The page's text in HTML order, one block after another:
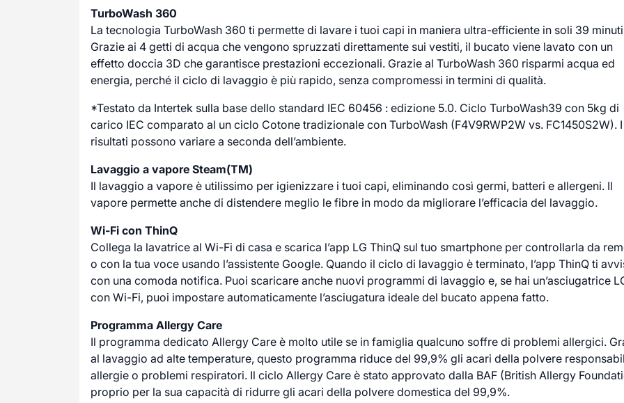
TurboWash 360
La tecnologia TurboWash 360 ti permette di lavare i tuoi capi in maniera ultra-efficiente in soli 39
Grazie ai 4 getti di acqua che vengono spruzzati direttamente sui vestiti, il bucato viene lavato con un
effetto doccia 3D che garantisce prestazioni eccezionali. Grazie al TurboWash 360 risparmi acqua ed
energia, perché il ciclo di lavaggio è più rapido, senza compromessi in termini di qualità.
*Testato da Intertek sulla base dello standard IEC 60456 : edizione 5.0. Ciclo TurboWash39 con 5kg di
carico IEC comparato al un ciclo Cotone tradizionale con TurboWash (F4V9RWP2W vs. FC1450S2W). I
risultati possono variare a seconda dell’ambiente.
Lavaggio a vapore Steam(TM)
Il lavaggio a vapore è utilissimo per igienizzare i tuoi capi, eliminando così germi, batteri e allergeni. Il
vapore permette anche di distendere meglio le fibre in modo da migliorare l’efficacia del lavaggio.
Wi-Fi con ThinQ
Collega la lavatrice al Wi-Fi di casa e scarica l’app LG ThinQ sul tuo smartphone per controllarla da
o con la tua voce usando l’assistente Google. Quando il ciclo di lavaggio è terminato, l’app ThinQ ti
con una comoda notifica. Puoi scaricare anche nuovi programmi di lavaggio e, se hai un’asciugatrice
con Wi-Fi, puoi impostare automaticamente l’asciugatura ideale del bucato appena fatto.
Programma Allergy Care
Il programma dedicato Allergy Care è molto utile se in famiglia qualcuno soffre di problemi allergici.
al lavaggio ad alte temperature, questo programma riduce del 99,9% gli acari della polvere
allergie o problemi respiratori. Il ciclo Allergy Care è stato approvato dalla BAF (British Allergy
proprio per la sua capacità di ridurre gli acari della polvere domestica del 99,9%.